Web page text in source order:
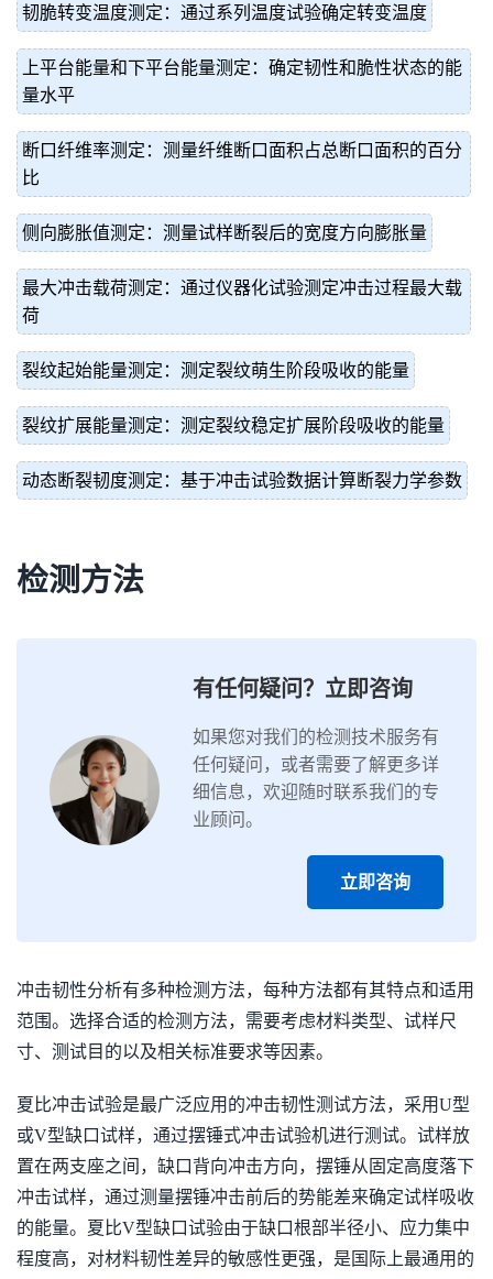
韧脆转变温度测定：通过系列温度试验确定转变温度
上平台能量和下平台能量测定：确定韧性和脆性状态的能
量水平
断口纤维率测定：测量纤维断口面积占总断口面积的百分
比
侧向膨胀值测定：测量试样断裂后的宽度方向膨胀量
最大冲击载荷测定：通过仪器化试验测定冲击过程最大载
荷
裂纹起始能量测定：测定裂纹萌生阶段吸收的能量
裂纹扩展能量测定：测定裂纹稳定扩展阶段吸收的能量
动态断裂韧度测定：基于冲击试验数据计算断裂力学参数
检测方法
有任何疑问？立即咨询
如果您对我们的检测技术服务有
任何疑问，或者需要了解更多详
细信息，欢迎随时联系我们的专
业顾问。
立即咨询
冲击韧性分析有多种检测方法，每种方法都有其特点和适用
范围。选择合适的检测方法，需要考虑材料类型、试样尺
寸、测试目的以及相关标准要求等因素。
夏比冲击试验是最广泛应用的冲击韧性测试方法，采用U型
或V型缺口试样，通过摆锤式冲击试验机进行测试。试样放
置在两支座之间，缺口背向冲击方向，摆锤从固定高度落下
冲击试样，通过测量摆锤冲击前后的势能差来确定试样吸收
的能量。夏比V型缺口试验由于缺口根部半径小、应力集中
程度高，对材料韧性差异的敏感性更强，是国际上最通用的